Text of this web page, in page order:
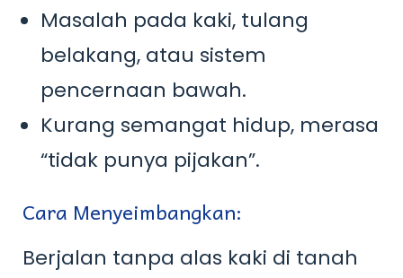
Masalah pada kaki, tulang
belakang, atau sistem
pencernaan bawah.
Kurang semangat hidup, merasa
“tidak punya pijakan”.
Cara Menyeimbangkan:
Berjalan tanpa alas kaki di tanah